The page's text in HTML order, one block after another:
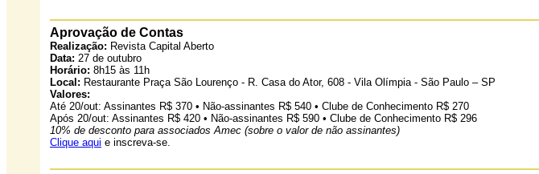
Aprovação de Contas
Realização: Revista Capital Aberto
Data: 27 de outubro
Horário: 8h15 às 11h
Local: Restaurante Praça São Lourenço - R. Casa do Ator, 608 - Vila Olímpia - São Paulo – SP
Valores:
Até 20/out: Assinantes R$ 370 • Não-assinantes R$ 540 • Clube de Conhecimento R$ 270
Após 20/out: Assinantes R$ 420 • Não-assinantes R$ 590 • Clube de Conhecimento R$ 296
10% de desconto para associados Amec (sobre o valor de não assinantes)
Clique aqui e inscreva-se.